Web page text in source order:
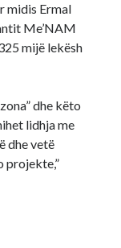
midis Ermal
Me’NAM
mijë lekësh
dhe këto
lidhja me
dhe vetë
projekte,”